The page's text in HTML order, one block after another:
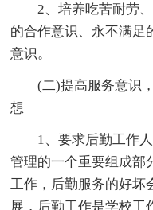
2、培养吃苦耐劳
的合作意识、永不满足
意识。
(二)提高服务意识
想
1、要求后勤工作
管理的一个重要组成部
工作，后勤服务的好坏
展，后勤工作是学校工